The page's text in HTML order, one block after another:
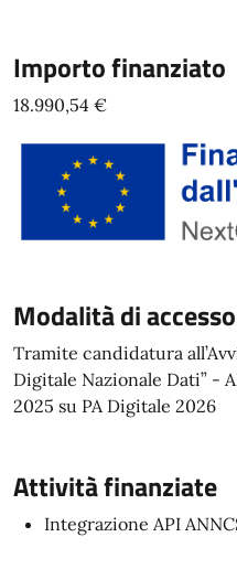
Importo finanziato
18.990,54 €
Modalità di
Tramite candidatura
Digitale Nazionale Dati” -
2025 su PA Digitale 2026
Attività finanziate
Integrazione API